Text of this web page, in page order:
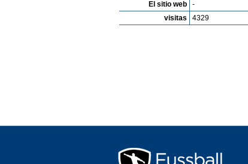
El sitio web
-
visitas
4329